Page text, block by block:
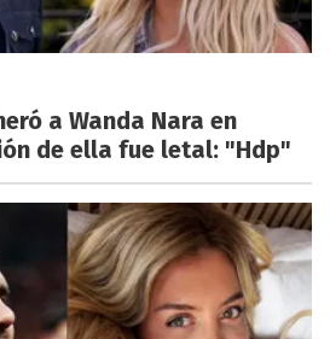
a Wanda Nara en
de ella fue letal: "Hdp"